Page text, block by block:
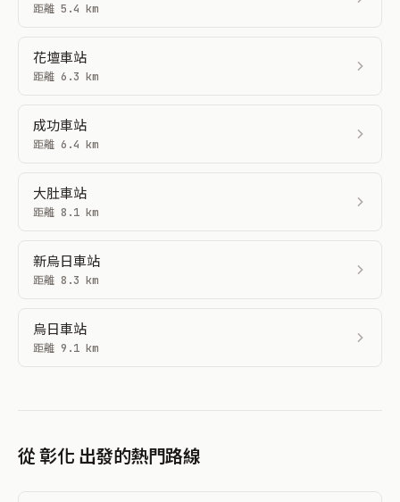
距離 5.4 km
花壇車站
距離 6.3 km
成功車站
距離 6.4 km
大肚車站
距離 8.1 km
新烏日車站
距離 8.3 km
烏日車站
距離 9.1 km
從 彰化 出發的熱門路線